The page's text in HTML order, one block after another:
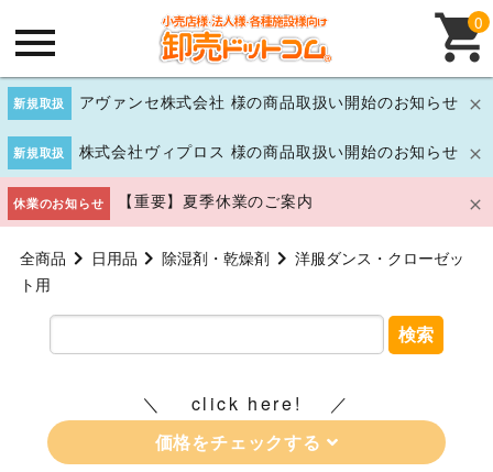
新規取扱 アヴァンセ株式会社 様の商品取扱い開始のお知らせ
新規取扱 株式会社ヴィプロス 様の商品取扱い開始のお知らせ
休業のお知らせ 【重要】夏季休業のご案内
0
全商品 日用品 除湿剤・乾燥剤
洋服ダンス・クローゼッ
ト用
検索
click here!
価格をチェックする